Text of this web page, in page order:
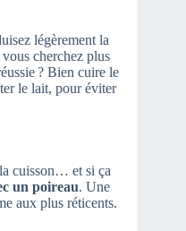
légèrement la
cherchez plus
? Bien cuire le
le lait, pour éviter
cuisson… et si ça
un poireau. Une
aux plus réticents.